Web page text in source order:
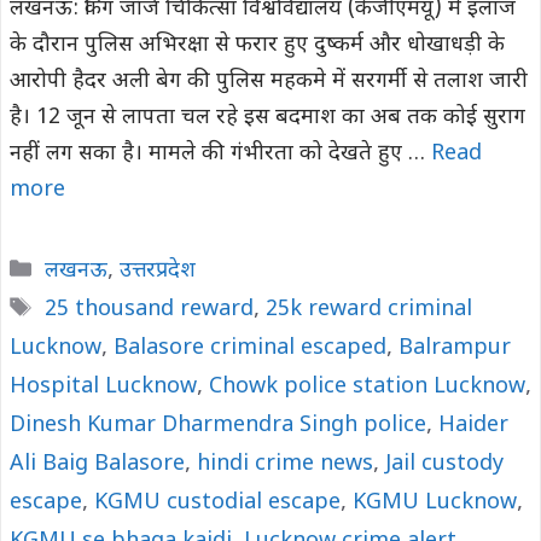
लखनऊ: किंग जॉर्ज चिकित्सा विश्वविद्यालय (केजीएमयू) में इलाज
के दौरान पुलिस अभिरक्षा से फरार हुए दुष्कर्म और धोखाधड़ी के
आरोपी हैदर अली बेग की पुलिस महकमे में सरगर्मी से तलाश जारी
है। 12 जून से लापता चल रहे इस बदमाश का अब तक कोई सुराग
नहीं लग सका है। मामले की गंभीरता को देखते हुए … Read
more
Categories
लखनऊ, उत्तरप्रदेश
Tags
25 thousand reward, 25k reward criminal
Lucknow, Balasore criminal escaped, Balrampur
Hospital Lucknow, Chowk police station Lucknow,
Dinesh Kumar Dharmendra Singh police, Haider
Ali Baig Balasore, hindi crime news,Jail custody
escape, KGMU custodial escape, KGMU Lucknow,